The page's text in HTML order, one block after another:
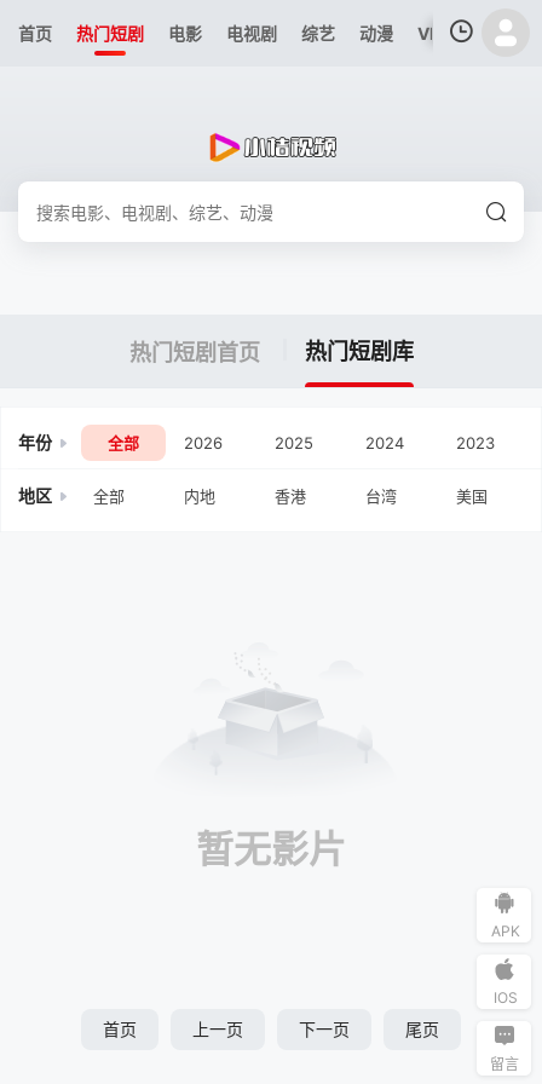
首页 热门短剧 电影 电视剧 综艺 动漫 VIP专区 今日
热门短剧首页 热门短剧库
年份 全部 2026 2025 2024 2023
地区 全部 内地 香港 台湾 美国
暂无影片
首页 上一页 下一页 尾页
APK
IOS
留言